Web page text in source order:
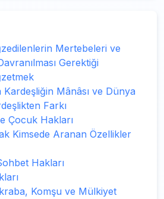
Mertebeleri ve
Gerektiği
Mânâsı ve Dünya
Farkı
Çocuk Hakları
Kimsede Aranan Özellikler
Hakları
Komşu ve Mülkiyet